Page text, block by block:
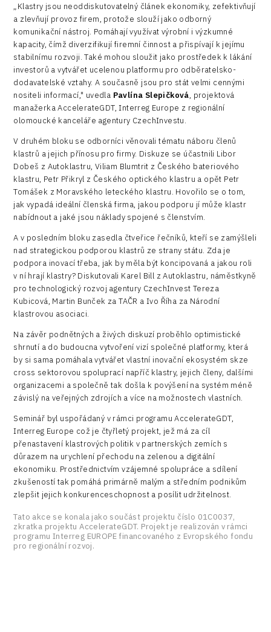
„Klastry jsou neoddiskutovatelný článek ekonomiky, zefektivňují
a zlevňují provoz firem, protože slouží jako odborný
komunikační nástroj. Pomáhají využívat výrobní i výzkumné
kapacity, čímž diverzifikují firemní činnost a přispívají k jejímu
stabilnímu rozvoji. Také mohou sloužit jako prostředek k lákání
investorů a vytvářet ucelenou platformu pro odběratelsko-
dodavatelské vztahy. A současně jsou pro stát velmi cennými
nositeli informací," uvedla Pavlína Slepičková, projektová
manažerka AccelerateGDT, Interreg Europe z regionální
olomoucké kanceláře agentury CzechInvestu.
V druhém bloku se odborníci věnovali tématu náboru členů
klastrů a jejich přínosu pro firmy. Diskuze se účastnili Libor
Dobeš z Autoklastru, Viliam Blumtrit z Českého bateriového
klastru, Petr Přikryl z Českého optického klastru a opět Petr
Tomášek z Moravského leteckého klastru. Hovořilo se o tom,
jak vypadá ideální členská firma, jakou podporu jí může klastr
nabídnout a jaké jsou náklady spojené s členstvím.
A v posledním bloku zasedla čtveřice řečníků, kteří se zamýšleli
nad strategickou podporou klastrů ze strany státu. Zda je
podpora inovací třeba, jak by měla být koncipovaná a jakou roli
v ní hrají klastry? Diskutovali Karel Bill z Autoklastru, náměstkyně
pro technologický rozvoj agentury CzechInvest Tereza
Kubicová, Martin Bunček za TAČR a Ivo Říha za Národní
klastrovou asociaci.
Na závěr podnětných a živých diskuzí proběhlo optimistické
shrnutí a do budoucna vytvoření vizí společné platformy, která
by si sama pomáhala vytvářet vlastní inovační ekosystém skze
cross sektorovou spoluprací napříč klastry, jejich členy, dalšími
organizacemi a společně tak došla k povýšení na systém méně
závislý na veřejných zdrojích a více na možnostech vlastních.
Seminář byl uspořádaný v rámci programu AccelerateGDT,
Interreg Europe což je čtyřletý projekt, jež má za cíl
přenastavení klastrových politik v partnerských zemích s
důrazem na urychlení přechodu na zelenou a digitální
ekonomiku. Prostřednictvím vzájemné spolupráce a sdílení
zkušeností tak pomáhá primárně malým a středním podnikům
zlepšit jejich konkurenceschopnost a posílit udržitelnost.
Tato akce se konala jako součást projektu číslo 01C0037,
zkratka projektu AccelerateGDT. Projekt je realizován v rámci
programu Interreg EUROPE financovaného z Evropského fondu
pro regionální rozvoj.